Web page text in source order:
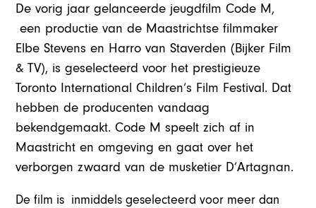
De vorig jaar gelanceerde jeugdfilm Code M,
een productie van de Maastrichtse filmmaker
Elbe Stevens en Harro van Staverden (Bijker Film
& TV), is geselecteerd voor het prestigieuze
Toronto International Children’s Film Festival. Dat
hebben de producenten vandaag
bekendgemaakt. Code M speelt zich af in
Maastricht en omgeving en gaat over het
verborgen zwaard van de musketier D’Artagnan.
De film is inmiddels geselecteerd voor meer dan